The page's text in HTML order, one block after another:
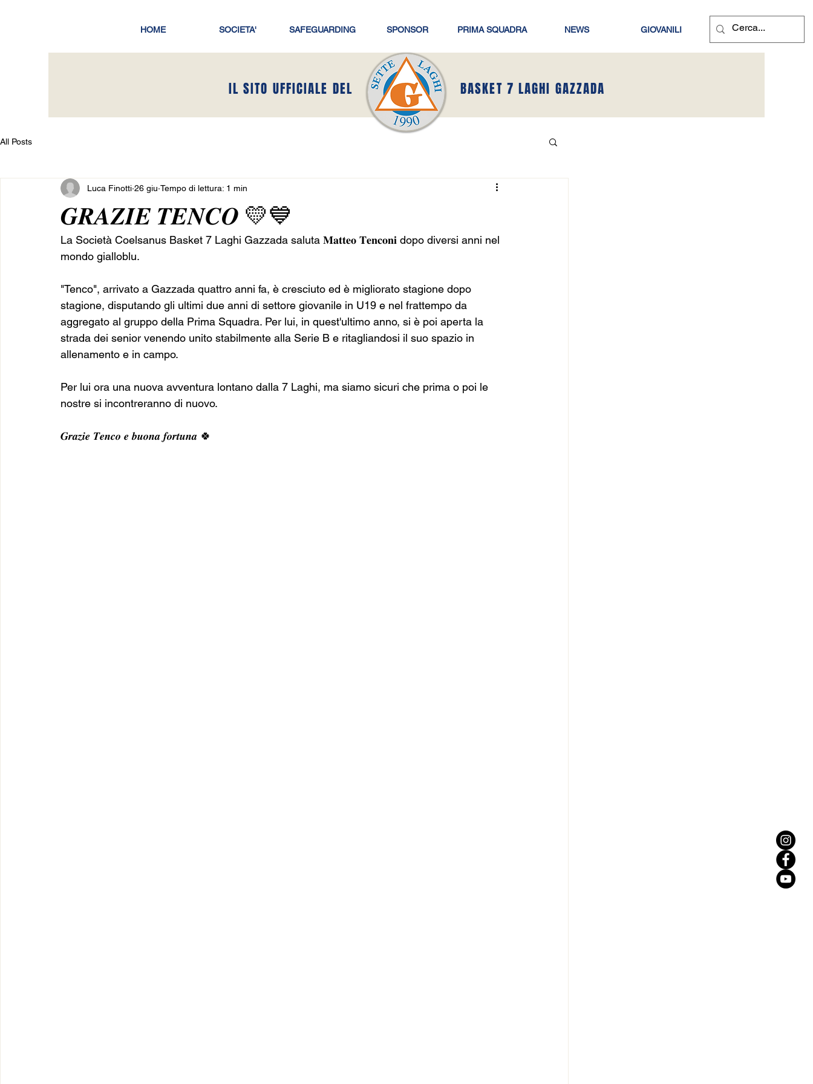
HOME SOCIETA' SAFEGUARDING SPONSOR PRIMA SQUADRA NEWS GIOVANILI
IL SITO UFFICIALE DEL BASKET 7 LAGHI GAZZADA
All Posts
𝑮𝑹𝑨𝒁𝑰𝑬 𝑻𝑬𝑵𝑪𝑶 💛💙
Luca Finotti 26 giu Tempo di lettura: 1 min
La Società Coelsanus Basket 7 Laghi Gazzada saluta 𝐌𝐚𝐭𝐭𝐞𝐨 𝐓𝐞𝐧𝐜𝐨𝐧𝐢 dopo diversi anni nel
mondo gialloblu.
"Tenco", arrivato a Gazzada quattro anni fa, è cresciuto ed è migliorato stagione dopo
stagione, disputando gli ultimi due anni di settore giovanile in U19 e nel frattempo da
aggregato al gruppo della Prima Squadra. Per lui, in quest'ultimo anno, si è poi aperta la
strada dei senior venendo unito stabilmente alla Serie B e ritagliandosi il suo spazio in
allenamento e in campo.
Per lui ora una nuova avventura lontano dalla 7 Laghi, ma siamo sicuri che prima o poi le
nostre si incontreranno di nuovo.
𝑮𝒓𝒂𝒛𝒊𝒆 𝑻𝒆𝒏𝒄𝒐 𝒆 𝒃𝒖𝒐𝒏𝒂 𝒇𝒐𝒓𝒕𝒖𝒏𝒂 🍀